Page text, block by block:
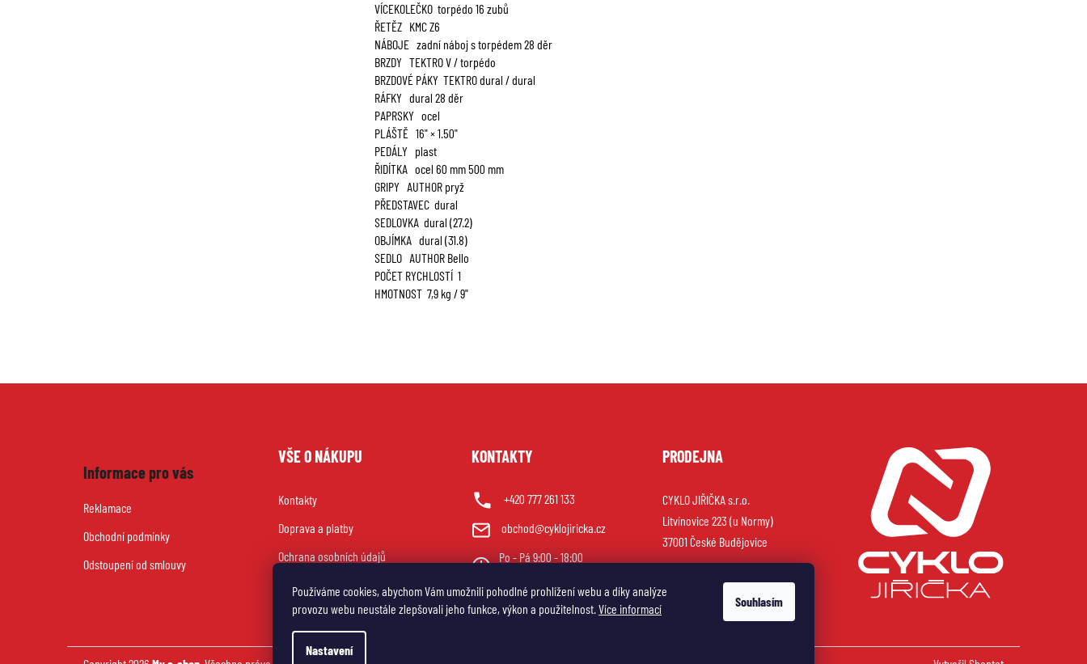
Používáme cookies, abychom Vám umožnili pohodlné prohlížení webu a díky analýze
provozu webu neustále zlepšovali jeho funkce, výkon a použitelnost.Více informací
Nastavení
Souhlasím
VÍCEKOLEČKO torpédo 16 zubů
ŘETĚZ KMC Z6
NÁBOJE zadní náboj s torpédem 28 děr
BRZDY TEKTRO V / torpédo
BRZDOVÉ PÁKY TEKTRO dural / dural
RÁFKY dural 28 děr
PAPRSKY ocel
PLÁŠTĚ 16" × 1.50"
PEDÁLY plast
ŘIDÍTKA ocel 60 mm 500 mm
GRIPY AUTHOR pryž
PŘEDSTAVEC dural
SEDLOVKA dural (27.2)
OBJÍMKA dural (31.8)
SEDLO AUTHOR Bello
POČET RYCHLOSTÍ 1
HMOTNOST 7,9 kg / 9"
Informace pro vás
Reklamace
Obchodní podmínky
Odstoupení od smlouvy
VŠE O NÁKUPU
Kontakty
Doprava a platby
Ochrana osobních údajů
KONTAKTY
+420 777 261 133
obchod@cyklojiricka.cz
Po - Pá 9:00 - 18:00
PRODEJNA
CYKLO JIŘIČKA s.r.o.
Litvínovice 223 (u Normy)
37001 České Budějovice